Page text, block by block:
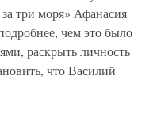
три моря» Афанасия
чем это было
раскрыть личность
что Василий